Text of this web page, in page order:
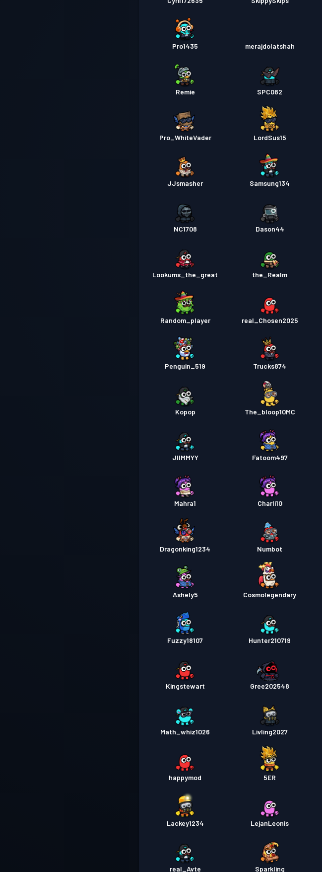
Pro1435 merajdolatshah
Remie SPC082
Pro_WhiteVader LordSus15
JJsmasher Samsung134
NC1708 Dason44
Lookums_the_great the_Realm
Random_player real_Chosen2025
Penguin_519 Trucks874
Kopop The_bloop10MC
JIIMMYY Fatoom497
Mahra1 Charli10
Dragonking1234 Numbot
Ashely5 Cosmolegendary
Fuzzy18107 Hunter210719
Kingstewart Gree202548
Math_whiz1026 Livling2027
happymod 5ER
Lackey1234 LejanLeonis
real_Avte Sparkling